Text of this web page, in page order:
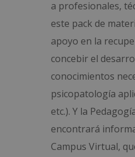
a profesionales,
este pack de
apoyo en la
concebir el
conocimientos
psicopatología
etc.). Y la
encontrará
Campus Virtual,